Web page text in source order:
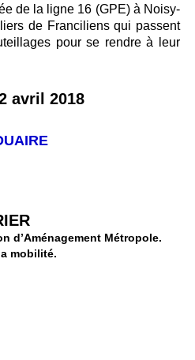
de la ligne 16 (GPE) à Noisy-
de Franciliens qui passent
pour se rendre à leur
avril 2018
d’Aménagement Métropole.
mobilité.